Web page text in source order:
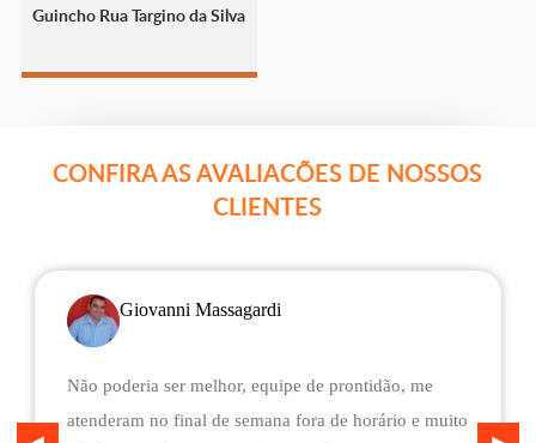
Guincho Rua Targino da Silva
CONFIRA AS AVALIACÕES DE NOSSOS
CLIENTES
Giovanni Massagardi
Não poderia ser melhor, equipe de prontidão, me
atenderam no final de semana fora de horário e muito